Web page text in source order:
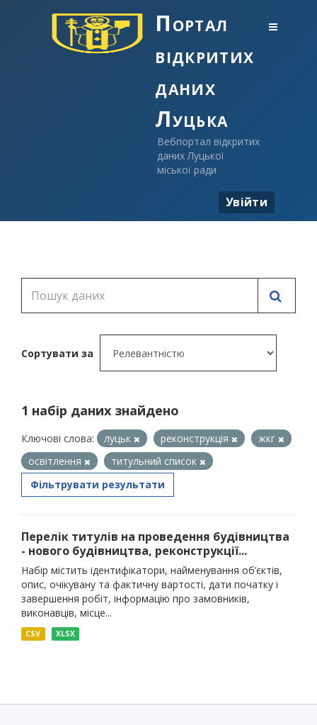
Портал
відкритих
даних
Луцька
Вебпортал відкритих
даних Луцької
міської ради
Увійти
Сортувати за
1 набір даних знайдено
Ключові слова: луцьк реконструкція
жкг
освітлення
титульний список
Фільтрувати результати
Перелік титулів на проведення будівництва
- нового будівництва, реконструкції...
Набір містить ідентифікатори, найменування об’єктів,
опис, очікувану та фактичну вартості, дати початку і
завершення робіт, інформацію про замовників,
виконавців, місце...
CSV XLSX